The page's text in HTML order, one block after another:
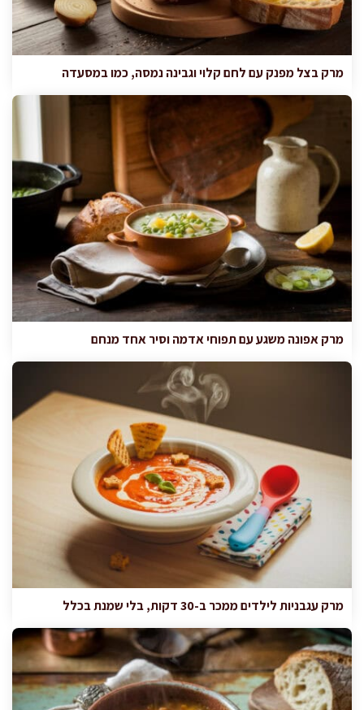
מרק בצל מפנק עם לחם קלוי וגבינה נמסה, כמו במסעדה
מרק אפונה משגע עם תפוחי אדמה וסיר אחד מנחם
מרק עגבניות לילדים ממכר ב-30 דקות, בלי שמנת בכלל